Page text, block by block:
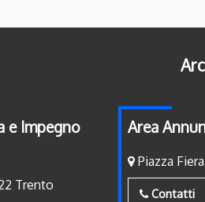
e Impegno
Trento
Area
Piazza
Contatti